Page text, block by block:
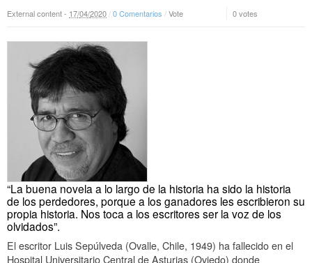
External content - 17/04/2020/0 Comentarios /Vote 0 votes
“La buena novela a lo largo de la historia ha sido la historia
de los perdedores, porque a los ganadores les escribieron su
propia historia. Nos toca a los escritores ser la voz de los
olvidados”.
El escritor Luis Sepúlveda (Ovalle, Chile, 1949) ha fallecido en el
Hospital Universitario Central de Asturias (Oviedo) donde